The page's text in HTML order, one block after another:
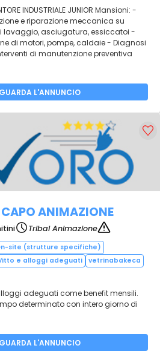
INDUSTRIALE JUNIOR Mansioni: -
e riparazione meccanica su
lavaggio, asciugatura, essiccatoi -
di motori, pompe, caldaie - Diagnosi
di manutenzione preventiva
GUARDA L'ANNUNCIO
ANIMAZIONE
Tribal Animazione
site (strutture specifiche)
e alloggi adeguati
vetrinabakeca
adeguati come benefit mensili.
determinato con intero giorno di
GUARDA L'ANNUNCIO